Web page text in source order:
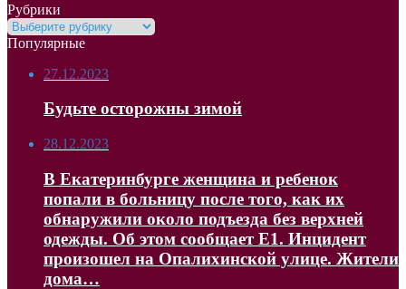
Рубрики
Рубрики
Популярные
27.12.2023
Будьте осторожны зимой
28.12.2023
В Екатеринбурге женщина и ребенок
попали в больницу после того, как их
обнаружили около подъезда без верхней
одежды. Об этом сообщает Е1. Инцидент
произошел на Опалихинской улице. Жители
дома…